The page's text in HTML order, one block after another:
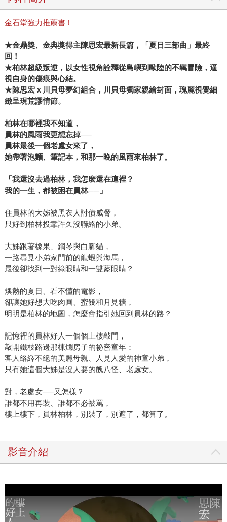
金石堂強力推薦書 !
★金鼎獎、金典獎得主陳思宏最新長篇，「夏日三部曲」最終
回！
★柏林超級叛逆，以女性視角詮釋從島嶼到歐陸的不羈冒險，逼
視自身的傷痕與心結。
★陳思宏ｘ川貝母夢幻組合，川貝母獨家親繪封面，瑰麗視覺細
緻呈現荒謬情節。
柏林在哪裡我不知道，
員林的風雨我更想忘掉──
員林最後一個老處女來了，
她帶著泡麵、筆記本，和那一晚的風雨來柏林了。
「我還沒去過柏林，我怎麼還在這裡？
我的一生，都被困在員林──」
住員林的大姊被黑衣人討債威脅，
只好到柏林投靠許久沒聯絡的小弟。
大姊跟著橡果、鋼琴與白腳貓，
一路尋覓小弟家門前的龍蝦與海馬，
最後卻找到一對綠眼睛和一雙藍眼睛？
燠熱的夏日、看不懂的電影，
卻讓她好想大吃肉圓、蜜餞和月見糖，
明明是柏林的地圖，怎麼會指引她回到員林的路？
記憶裡的員林好人一個個上樓敲門，
敲開鐵枝路邊那棟爛房子的祕密童年：
客人絡繹不絕的美麗母親、人見人愛的神童小弟，
只有她這個大姊是沒人要的醜八怪、老處女。
對，老處女──又怎樣？
誰都不用再裝、誰都不必被罵，
樓上樓下，員林柏林，別裝了，別遮了，都算了。
影音介紹